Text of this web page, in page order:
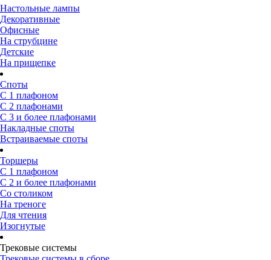
Настольные лампы
Декоративные
Офисные
На струбцине
Детские
На прищепке
Споты
С 1 плафоном
С 2 плафонами
С 3 и более плафонами
Накладные споты
Встраиваемые споты
Торшеры
С 1 плафоном
С 2 и более плафонами
Со столиком
На треноге
Для чтения
Изогнутые
Трековые системы